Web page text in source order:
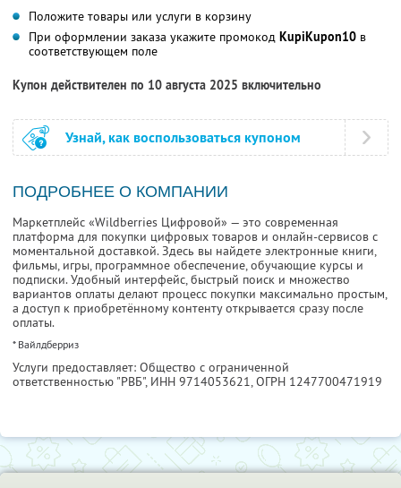
Положите товары или услуги в корзину
При оформлении заказа укажите промокод KupiKupon10 в
соответствующем поле
Купон действителен по 10 августа 2025 включительно
Узнай, как воспользоваться купоном
ПОДРОБНЕЕ О КОМПАНИИ
Маркетплейс «Wildberries Цифровой» — это современная
платформа для покупки цифровых товаров и онлайн-сервисов с
моментальной доставкой. Здесь вы найдете электронные книги,
фильмы, игры, программное обеспечение, обучающие курсы и
подписки. Удобный интерфейс, быстрый поиск и множество
вариантов оплаты делают процесс покупки максимально простым,
а доступ к приобретённому контенту открывается сразу после
оплаты.
* Вайлдберриз
Услуги предоставляет: Общество с ограниченной
ответственностью "РВБ", ИНН 9714053621, ОГРН 1247700471919